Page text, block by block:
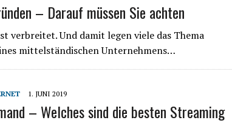
– Darauf müssen Sie achten
verbreitet. Und damit legen viele das Thema
mittelständischen Unternehmens…
1. JUNI 2019
– Welches sind die besten Streaming